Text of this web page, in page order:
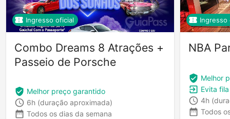
Ingresso oficial
Combo Dreams 8 Atrações +
Passeio de Porsche
Melhor preço garantido
6h (duração aproximada)
Todos os dias da semana
Ingresso
NBA
Melhor
Evita
4h
Todos